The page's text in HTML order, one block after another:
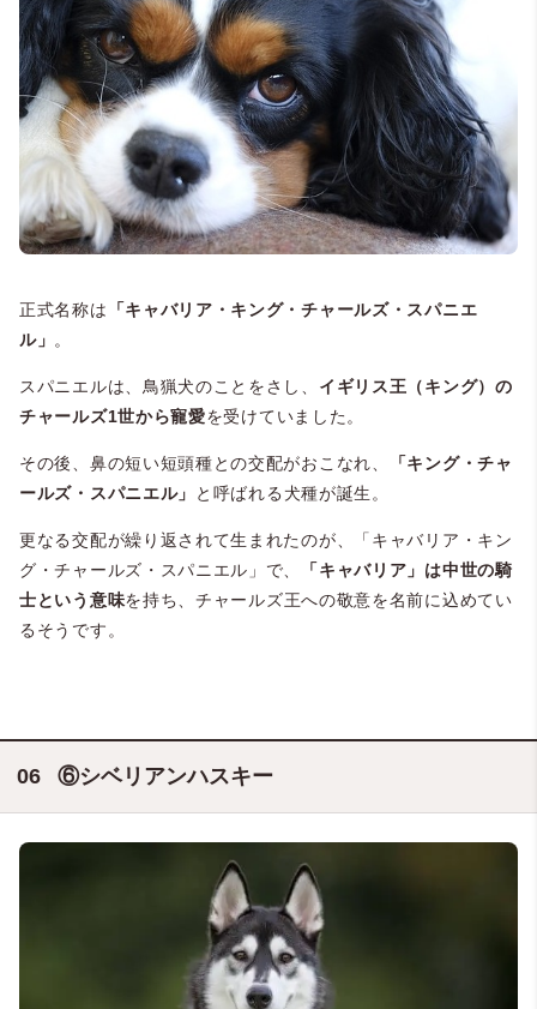
正式名称は 「キャバリア・キング・チャールズ・スパニエ
ル」 。
スパニエルは、鳥猟犬のことをさし、 イギリス王（キング）の
チャールズ1世から寵愛を受けていました。
その後、鼻の短い短頭種との交配がおこなれ、
「キング・チャ
ールズ・スパニエル」
と呼ばれる犬種が誕生。
更なる交配が繰り返されて生まれたのが、「キャバリア・キン
グ・チャールズ・スパニエル」で、
「キャバリア」は中世の騎
士という意味を持ち、チャールズ王への敬意を名前に込めてい
るそうです。
⑥シベリアンハスキー